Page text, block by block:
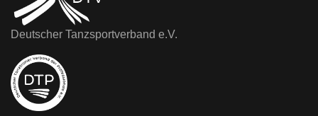
Deutscher Tanzsportverband e.V.